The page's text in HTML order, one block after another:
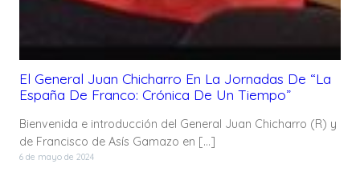
El General Juan Chicharro En La Jornadas De “La
España De Franco: Crónica De Un Tiempo”
Bienvenida e introducción del General Juan Chicharro (R) y
de Francisco de Asís Gamazo en […]
6 de mayo de 2024